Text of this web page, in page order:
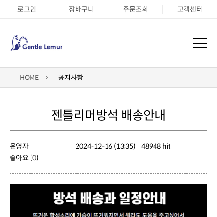
로그인 장바구니 주문조회 고객센터
HOME 공지사항
젠틀리머방석 배송안내
운영자 2024-12-16 (13:35)
48948 hit
좋아요 (0)